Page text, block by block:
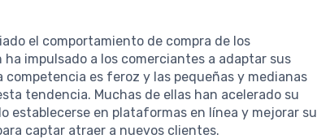
el comportamiento de compra de los
impulsado a los comerciantes a adaptar sus
es feroz y las pequeñas y medianas
tendencia. Muchas de ellas han acelerado su
establecerse en plataformas en línea y mejorar su
captar atraer a nuevos clientes.